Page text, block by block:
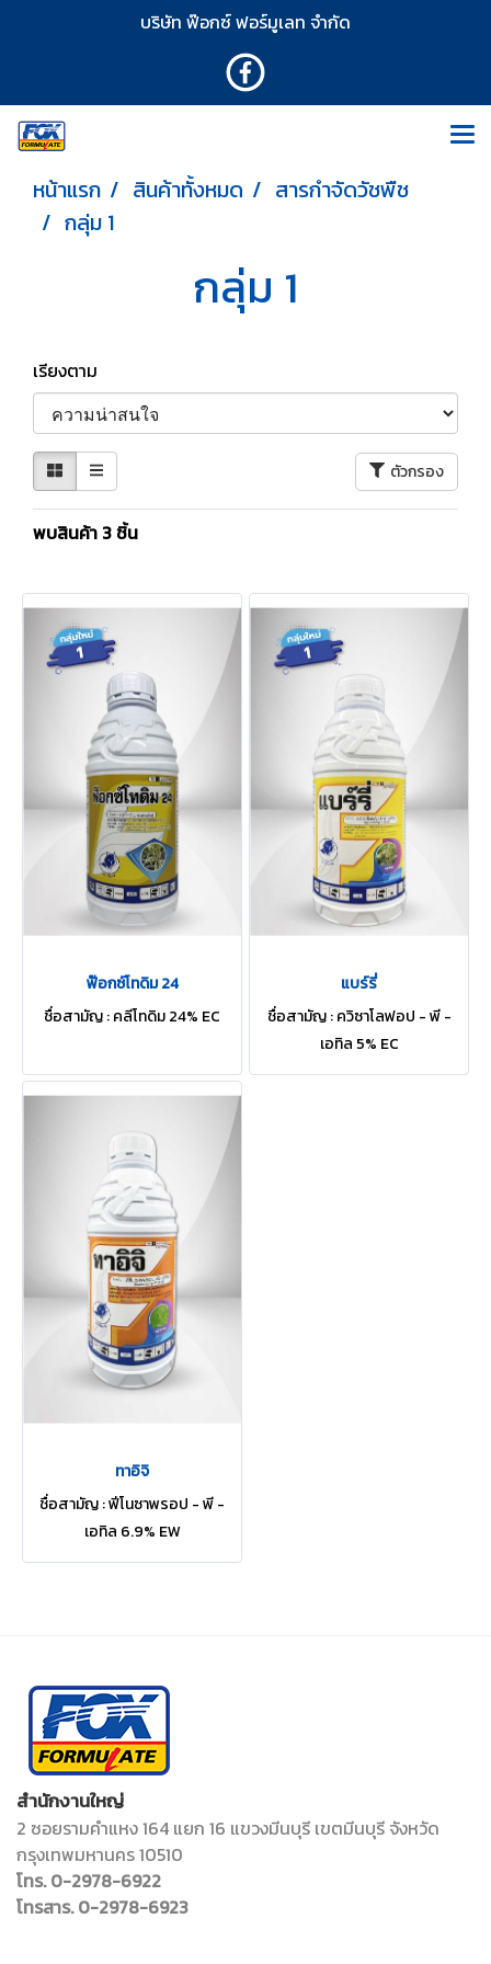
บริษัท ฟ๊อกซ์ ฟอร์มูเลท จำกัด
หน้าแรก สินค้าทั้งหมด
สารกำจัดวัชพืช
กลุ่ม 1
กลุ่ม 1
เรียงตาม
ตัวกรอง
พบสินค้า 3 ชิ้น
ฟ๊อกซ์โทดิม 24
ชื่อสามัญ : คลีโทดิม 24% EC
แบร์รี่
ชื่อสามัญ : ควิซาโลฟอป - พี -
เอทิล 5% EC
ทาอิจิ
ชื่อสามัญ : ฟีโนซาพรอป - พี -
เอทิล 6.9% EW
สำนักงานใหญ่
2 ซอยรามคำแหง 164 แยก 16 แขวงมีนบุรี เขตมีนบุรี จังหวัด
กรุงเทพมหานคร 10510
โทร. 0-2978-6922
โทรสาร. 0-2978-6923